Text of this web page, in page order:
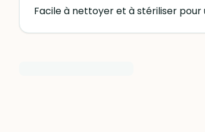
Facile à nettoyer et à stériliser pour